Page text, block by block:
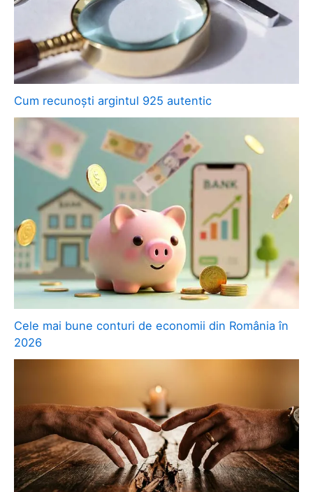
Cum recunoști argintul 925 autentic
Cele mai bune conturi de economii din România în
2026